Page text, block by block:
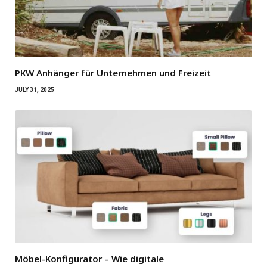
PKW Anhänger für Unternehmen und Freizeit
JULY 31, 2025
Möbel-Konfigurator – Wie digitale